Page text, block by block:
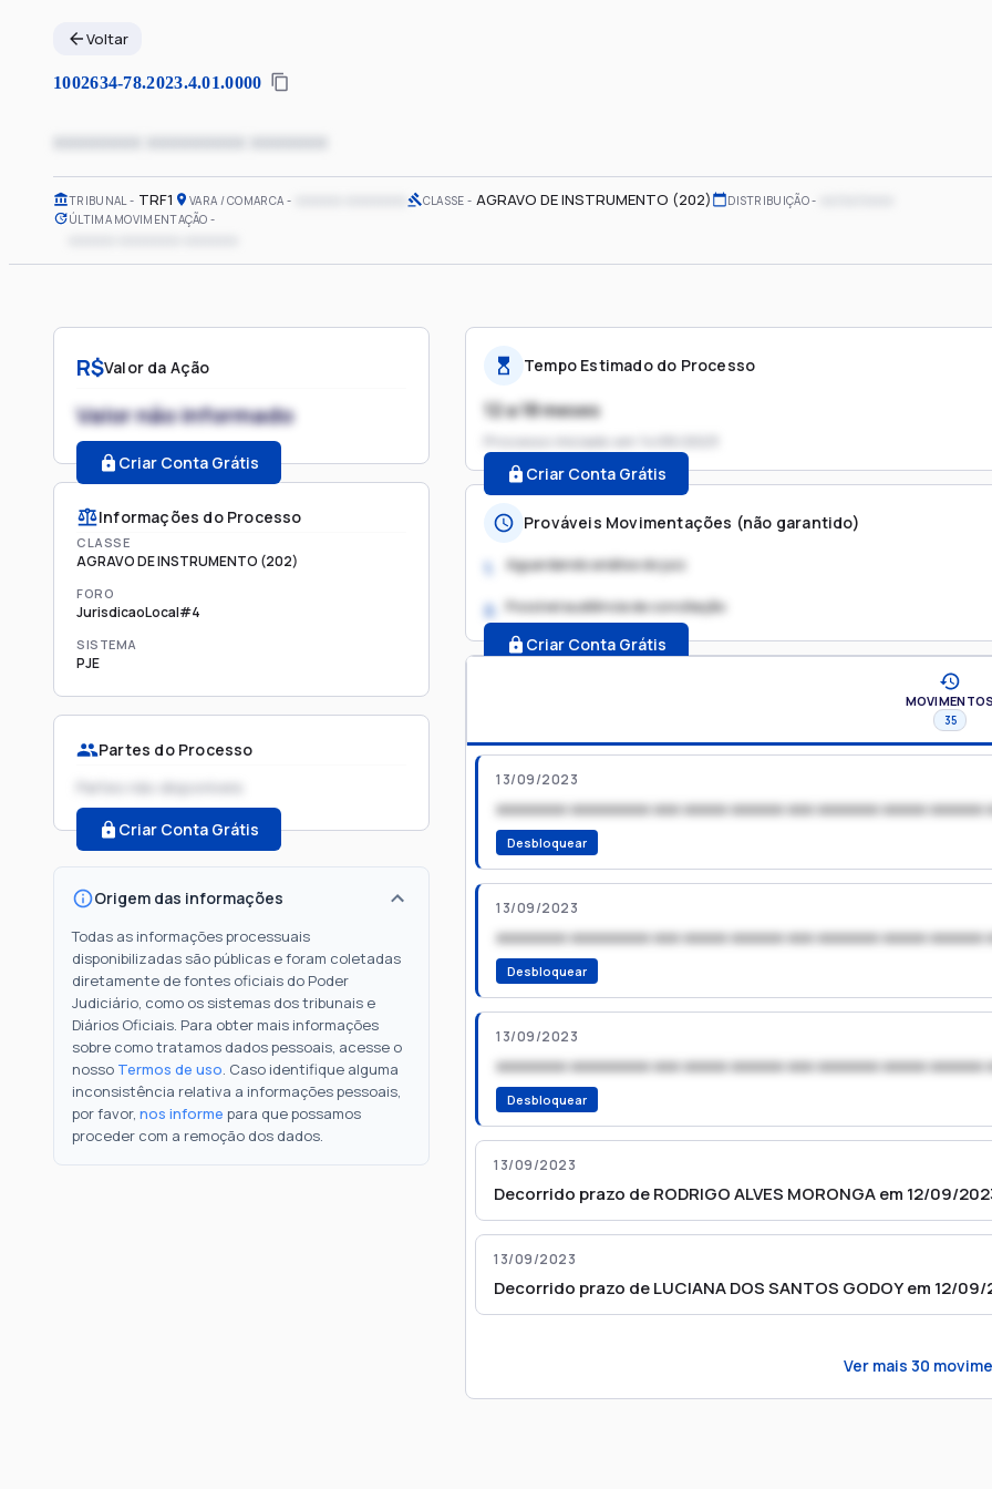
Voltar
1002634-78.2023.4.01.0000
xxxxxxxx xxxxxxxxx xxxxxxx
TRIBUNAL TRF1 VARA / COMARCA CLASSE AGRAVO DE INSTRUMENTO (202) DISTRIBUIÇÃO
ÚLTIMA MOVIMENTAÇÃO
R$Valor da Ação
Valor não informado
Criar Conta Grátis
Informações do Processo
CLASSE
AGRAVO DE INSTRUMENTO (202)
FORO
JurisdicaoLocal#4
SISTEMA
PJE
Partes do Processo
Partes não disponíveis
Criar Conta Grátis
Origem das informações
Todas as informações processuais
disponibilizadas são públicas e foram coletadas
diretamente de fontes oficiais do Poder
Judiciário, como os sistemas dos tribunais e
Diários Oficiais. Para obter mais informações
sobre como tratamos dados pessoais, acesse o
nosso Termos de uso. Caso identifique alguma
inconsistência relativa a informações pessoais,
por favor, nos informe para que possamos
proceder com a remoção dos dados.
Tempo Estimado do Processo
12 a 18 meses
Processo iniciado em
Criar Conta Grátis
Prováveis Movimentações (não garantido)
1. Aguardando análise do juiz
2. Possível audiência de conciliação
Criar Conta Grátis
MOVIMENTOS
35
13/09/2023
xxxxxxxx xxxxxxxxx xxx xxxxx xxxxxx xxx xxxxxxx xxxxx xxxxxx
Desbloquear
13/09/2023
xxxxxxxx xxxxxxxxx xxx xxxxx xxxxxx xxx xxxxxxx xxxxx xxxxxx
Desbloquear
13/09/2023
xxxxxxxx xxxxxxxxx xxx xxxxx xxxxxx xxx xxxxxxx xxxxx xxxxxx
Desbloquear
13/09/2023
Decorrido prazo de RODRIGO ALVES MORONGA em 12/09/
13/09/2023
Decorrido prazo de LUCIANA DOS SANTOS GODOY em 12/
Ver mais 30